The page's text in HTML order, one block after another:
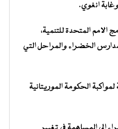
انغوي.
الامم المتحدة للتنمية،
الخضراء والمراحل التي
الحكومة الموريتانية